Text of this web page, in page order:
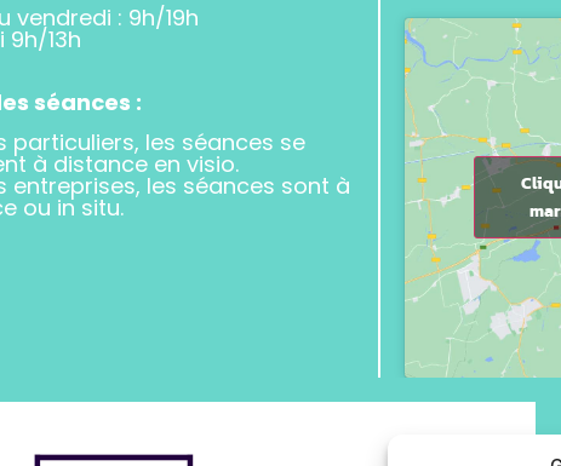
vendredi : 9h/19h
9h/13h
séances :
particuliers, les séances se
à distance en visio.
entreprises, les séances sont à
ou in situ.